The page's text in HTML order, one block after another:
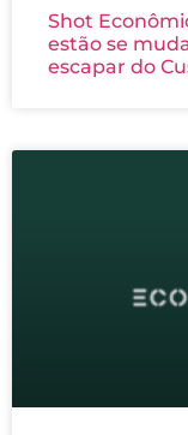
Shot
estão se
escapar do